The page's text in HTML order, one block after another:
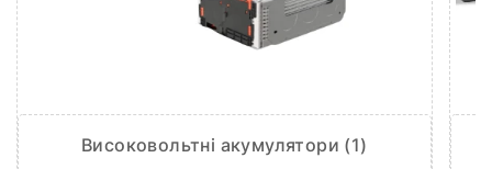
Високовольтні акумулятори (1)